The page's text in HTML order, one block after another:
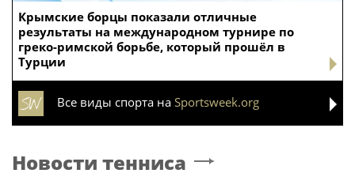
Крымские борцы показали отличные
результаты на международном турнире по
греко-римской борьбе, который прошёл в
Турции
Все виды спорта на Sportsweek.org
Новости тенниса